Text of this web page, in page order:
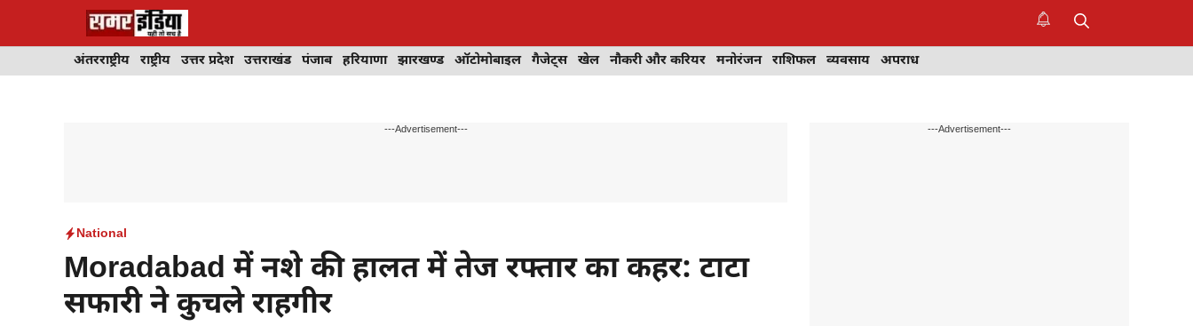
अंतरराष्ट्रीय राष्ट्रीय उत्तर प्रदेश उत्तराखंड पंजाब हरियाणा झारखण्ड ऑटोमोबाइल गैजेट्स खेल नौकरी और करियर मनोरंजन राशिफल व्यवसाय अपराध
---Advertisement---
National
Moradabad में नशे की हालत में तेज रफ्तार का कहर: टाटा
सफारी ने कुचले राहगीर
---Advertisement---